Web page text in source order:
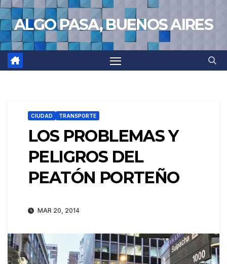
Saltar
al
contenido
ALGO PASA, BUENOS AIRES
CIUDAD TRANSPORTE
LOS PROBLEMAS Y
PELIGROS DEL
PEATÓN PORTEÑO
MAR 20, 2014